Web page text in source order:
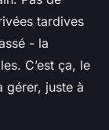
tardives
- la
C’est ça, le
gérer, juste à